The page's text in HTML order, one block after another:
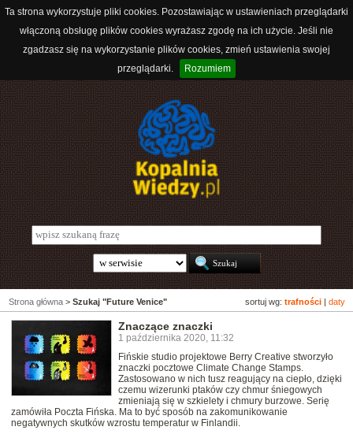
Ta strona wykorzystuje pliki cookies. Pozostawiając w ustawieniach przeglądarki
włączoną obsługę plików cookies wyrażasz zgodę na ich użycie. Jeśli nie
zgadzasz się na wykorzystanie plików cookies, zmień ustawienia swojej
przeglądarki.
Rozumiem
sortuj wg: trafności daty
Strona główna > Szukaj "Future Venice"
Znaczące znaczki
1 października 2020, 11:32
Fińskie studio projektowe Berry Creative stworzyło
znaczki pocztowe Climate Change Stamps.
Zastosowano w nich tusz reagujący na ciepło, dzięki
czemu wizerunki ptaków czy chmur śniegowych
zmieniają się w szkielety i chmury burzowe. Serię
zamówiła Poczta Fińska. Ma to być sposób na zakomunikowanie
negatywnych skutków wzrostu temperatur w Finlandii.